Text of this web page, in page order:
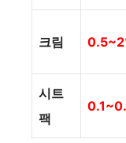
크림
시트
팩